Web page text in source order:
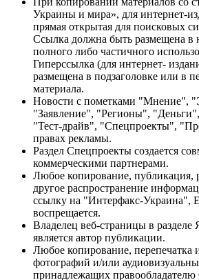
Украины и мира», для интернет-
прямая открытая для поисковых
Ссылка должна быть размещена в
полного либо частичного
Гиперссылка (для интернет-
размещена в подзаголовке или в
материала.
Новости с пометками "Мнение",
"Заявление", "Регионы",
"Тест-драйв", "Спецпроекты",
правах рекламы.
Раздел Спецпроекты создается
коммерческими партнерами.
Любое копирование, публикация,
другое распространение
ссылку на "Интерфакс-Украина",
воспрещается.
Владелец веб-страницы в разделе
является автор публикации.
Любое копирование, перепечатка
фотографий и/или
принадлежащих правообладателю